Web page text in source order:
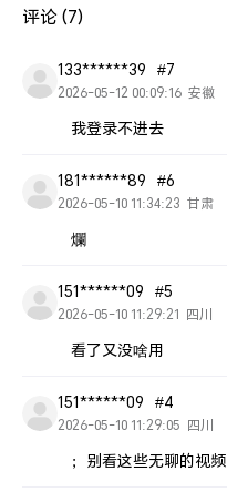
评论 (7)
133******39 #7
2026-05-12 00:09:16 安徽
我登录不进去
181******89 #6
2026-05-10 11:34:23 甘肃
爛
151******09 #5
2026-05-10 11:29:21 四川
看了又没啥用
151******09 #4
2026-05-10 11:29:05 四川
；别看这些无聊的视频